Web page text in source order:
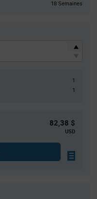
18 Semaines
1
1
82,38 $
USD